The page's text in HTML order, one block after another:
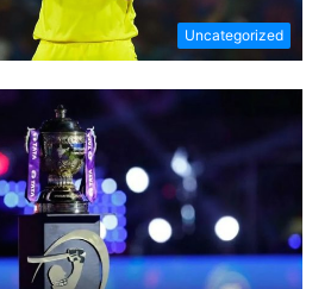
Uncategorized